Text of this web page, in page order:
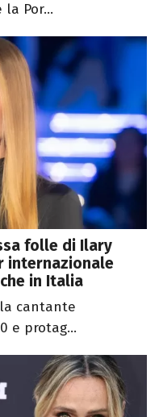
Por...
folle di Ilary
internazionale
in Italia
cantante
e protag...